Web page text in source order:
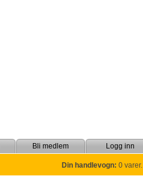
Logg inn
Bli medlem
Din handlevogn: 0 varer.